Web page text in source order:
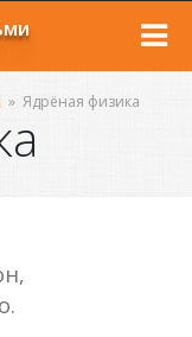
» Ядрёная физика